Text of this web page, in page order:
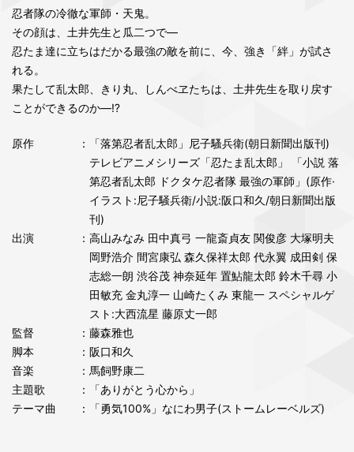
忍者隊の冷徹な軍師・天鬼。
その顔は、土井先生と瓜二つで―
忍たま達に立ちはだかる最強の敵を前に、今、強き「絆」が試さ
れる。
果たして乱太郎、きり丸、しんべヱたちは、土井先生を取り戻す
ことができるのか―⁉
原作
：「落第忍者乱太郎」尼子騷兵衛(朝日新聞出版刊)
テレビアニメシリーズ「忍たま乱太郎」 「小説 落
第忍者乱太郎 ドクタケ忍者隊 最強の軍師」(原作·
イラスト:尼子騒兵衛/小説:阪口和久/朝日新聞出版
刊)
出演
：高山みなみ 田中真弓 一龍斎貞友 関俊彦 大塚明夫
岡野浩介 間宮康弘 森久保祥太郎 代永翼 成田剣 保
志総一朗 渋谷茂 神奈延年 置鮎龍太郎 鈴木千尋 小
田敏充 金丸淳一 山崎たくみ 東龍一 スペシャルゲ
スト:大西流星 藤原丈一郎
監督
：藤森雅也
脚本
：阪口和久
音楽
：馬飼野康二
主題歌
：「ありがとう心から」
テーマ曲
：「勇気100%」なにわ男子(ストームレーベルズ)